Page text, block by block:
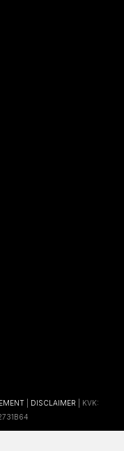
DISCLAIMER | KVK: